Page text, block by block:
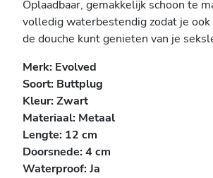
Oplaadbaar, gemakkelijk schoon te
volledig waterbestendig zodat je ook
de douche kunt genieten van je
Merk: Evolved
Soort: Buttplug
Kleur: Zwart
Materiaal: Metaal
Lengte: 12 cm
Doorsnede: 4 cm
Waterproof: Ja